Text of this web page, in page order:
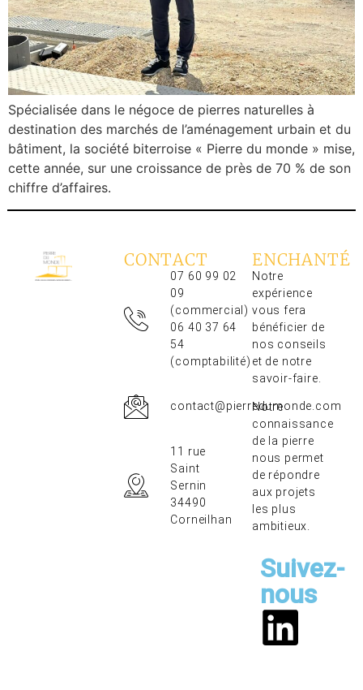
Spécialisée dans le négoce de pierres naturelles à
destination des marchés de l’aménagement urbain et du
bâtiment, la société biterroise « Pierre du monde » mise,
cette année, sur une croissance de près de 70 % de son
chiffre d’affaires.
CONTACT
07 60 99 02
09
(commercial)
06 40 37 64
54
(comptabilité)
contact@pierredumonde.com
11 rue
Saint
Sernin
34490
Corneilhan
ENCHANTÉ
Notre
expérience
vous fera
bénéficier de
nos conseils
et de notre
savoir-faire.
Notre
connaissance
de la pierre
nous permet
de répondre
aux projets
les plus
ambitieux.
Suivez-
nous